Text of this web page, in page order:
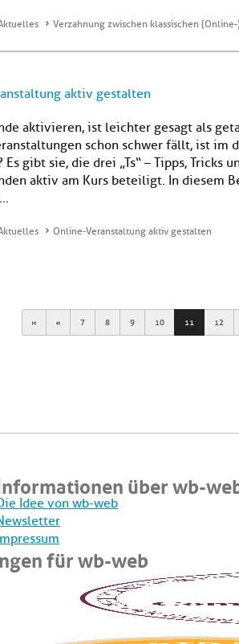
Verzahnung zwischen klassischen
aktiv gestalten
aktivieren, ist leichter gesagt als
schon schwer fällt, ist im
Es gibt sie, die drei „Ts“ – Tipps, Tricks
aktiv am Kurs beteiligt. In diesem
Online-Veranstaltung aktiv gestalten
First Previous
7 8 9 10 11 12
über wb-
Idee von wb-web
für wb-web